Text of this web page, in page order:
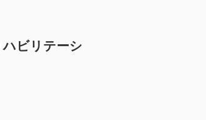
ビリテーシ